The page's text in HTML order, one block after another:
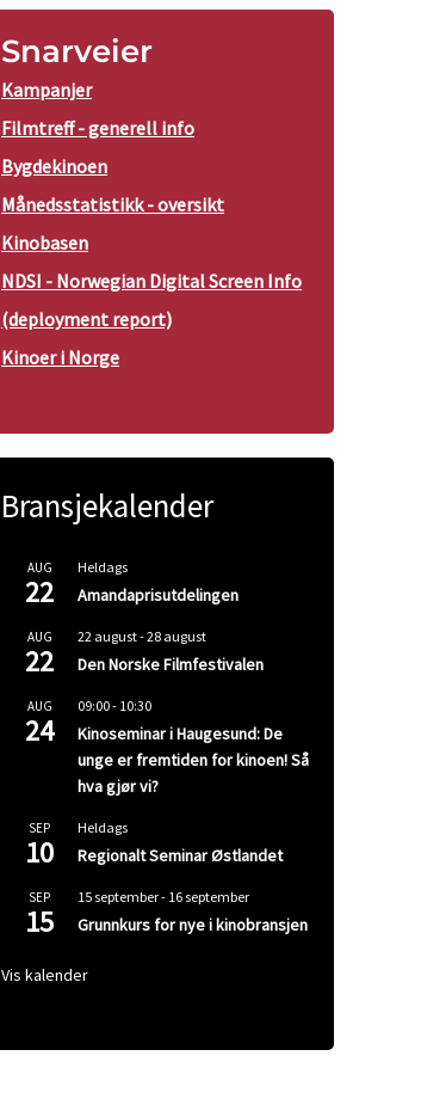
Snarveier
Kampanjer
Filmtreff - generell info
Bygdekinoen
Månedsstatistikk - oversikt
Kinobasen
NDSI - Norwegian Digital Screen Info
(deployment report)
Kinoer i Norge
Bransjekalender
AUG
22
Heldags
Amandaprisutdelingen
AUG
22
22 august-28 august
Den Norske Filmfestivalen
AUG
24
09:00- 10:30
Kinoseminar i Haugesund: De
unge er fremtiden for kinoen! Så
hva gjør vi?
SEP
10
Heldags
Regionalt Seminar Østlandet
SEP
15
15 september- 16 september
Grunnkurs for nye i kinobransjen
Vis kalender